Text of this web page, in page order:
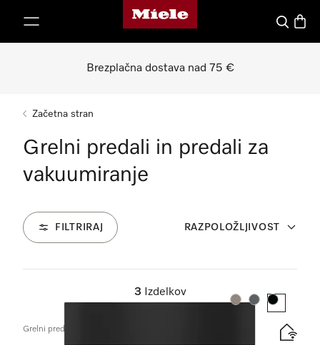
Domača stran Miele
Iskanje
Brezplačna dostava nad 75 €
Začetna stran
Grelni predali in predali za
vakuumiranje
FILTRIRAJ RAZPOLOŽLJIVOST
3
Izdelkov
Barva:Barva:Barva:
Grelni predal Gourmet brez ročaja višine 14 cm